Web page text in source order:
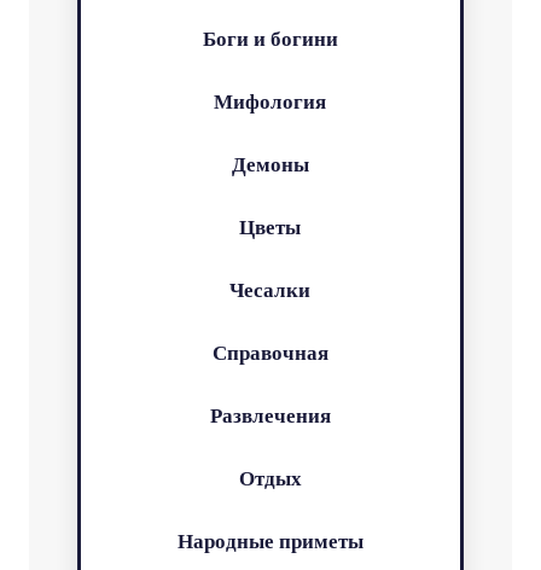
Боги и богини
Мифология
Демоны
Цветы
Чесалки
Справочная
Развлечения
Отдых
Народные приметы